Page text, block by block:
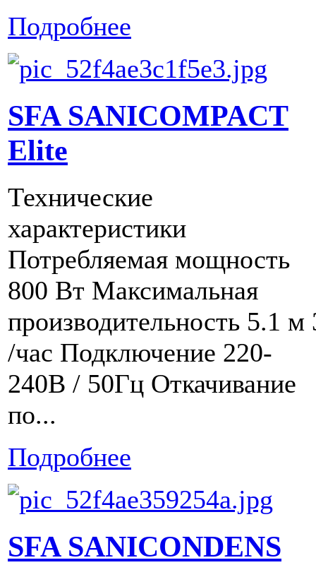
Подробнее
SFA SANICOMPACT
Elite
Технические
характеристики
Потребляемая мощность
800 Вт Максимальная
производительность 5.1 м
/час Подключение 220-
240В / 50Гц Откачивание
по...
Подробнее
SFA SANICONDENS